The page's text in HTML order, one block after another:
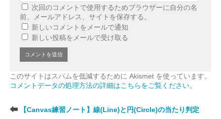
次回のコメントで使用するためブラウザーに自分の名
前、メールアドレス、サイトを保存する。
新しいコメントをメールで通知
新しい投稿をメールで受け取る
このサイトはスパムを低減するために Akismet を使っています。
コメントデータの処理方法の詳細はこちらをご覧ください。
【Canvas練習ノート】線(Line)と円(Circle)の当たり判定